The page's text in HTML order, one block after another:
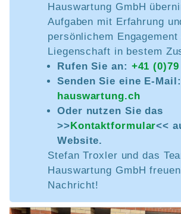
Hauswartung GmbH
Aufgaben mit Erfahrung
persönlichem
Liegenschaft in bestem
Rufen Sie an: +41
Senden Sie eine E-Mail:
hauswartung.ch
Oder nutzen Sie das
>>Kontaktformular<<
Website.
Stefan Troxler und das
Hauswartung GmbH
Nachricht!